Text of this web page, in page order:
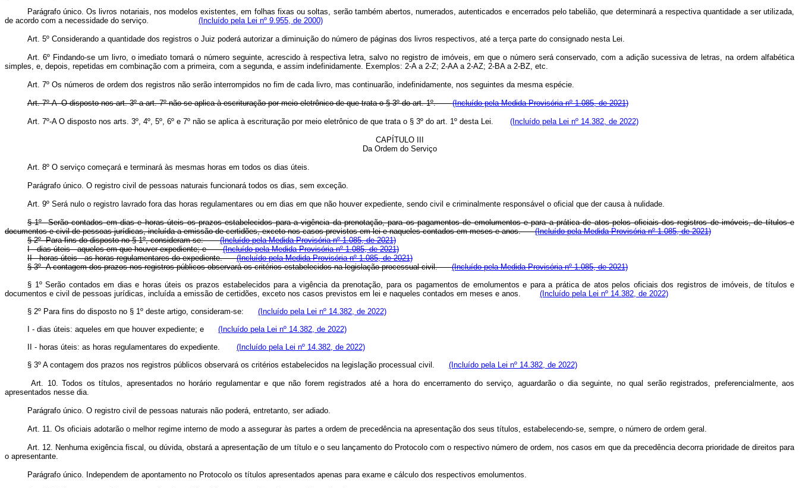
Parágrafo único. Os livros notariais, nos modelos existentes, em folhas fixas ou soltas, serão também abertos, numerados, autenticados e encerrados pelo tabelião, que determinará a respectiva quantidade a ser utilizada,
de acordo com a necessidade do serviço. (Incluído pela Lei nº 9.955, de 2000)
Art. 5º Considerando a quantidade dos registros o Juiz poderá autorizar a diminuição do número de páginas dos livros respectivos, até a terça parte do consignado nesta Lei.
Art. 6º Findando-se um livro, o imediato tomará o número seguinte, acrescido à respectiva letra, salvo no registro de imóveis, em que o número será conservado, com a adição sucessiva de letras, na ordem alfabética
simples, e, depois, repetidas em combinação com a primeira, com a segunda, e assim indefinidamente. Exemplos: 2-A a 2-Z; 2-AA a 2-AZ; 2-BA a 2-BZ, etc.
Art. 7º Os números de ordem dos registros não serão interrompidos no fim de cada livro, mas continuarão, indefinidamente, nos seguintes da mesma espécie.
Art. 7º-A O disposto nos art. 3º a art. 7º não se aplica à escrituração por meio eletrônico de que trata o § 3º do art. 1º.(Incluído pela Medida Provisória nº 1.085, de 2021)
Art. 7º-A O disposto nos arts. 3º, 4º, 5º, 6º e 7º não se aplica à escrituração por meio eletrônico de que trata o § 3º do art. 1º desta Lei. (Incluído pela Lei nº 14.382, de 2022)
CAPÍTULO III
Da Ordem do Serviço
Art. 8º O serviço começará e terminará às mesmas horas em todos os dias úteis.
Parágrafo único. O registro civil de pessoas naturais funcionará todos os dias, sem exceção.
Art. 9º Será nulo o registro lavrado fora das horas regulamentares ou em dias em que não houver expediente, sendo civil e criminalmente responsável o oficial que der causa à nulidade.
§ 1º Serão contados em dias e horas úteis os prazos estabelecidos para a vigência da prenotação, para os pagamentos de emolumentos e para a prática de atos pelos oficiais dos registros de imóveis, de títulos e
documentos e civil de pessoas jurídicas, incluída a emissão de certidões, exceto nos casos previstos em lei e naqueles contados em meses e anos.(Incluído pela Medida Provisória nº 1.085, de 2021)
§ 2º Para fins do disposto no § 1º, consideram-se:(Incluído pela Medida Provisória nº 1.085, de 2021)
I - dias úteis - aqueles em que houver expediente; e(Incluído pela Medida Provisória nº 1.085, de 2021)
II - horas úteis - as horas regulamentares do expediente.(Incluído pela Medida Provisória nº 1.085, de 2021)
§ 3º A contagem dos prazos nos registros públicos observará os critérios estabelecidos na legislação processual civil.(Incluído pela Medida Provisória nº 1.085, de 2021)
§ 1º Serão contados em dias e horas úteis os prazos estabelecidos para a vigência da prenotação, para os pagamentos de emolumentos e para a prática de atos pelos oficiais dos registros de imóveis, de títulos e
documentos e civil de pessoas jurídicas, incluída a emissão de certidões, exceto nos casos previstos em lei e naqueles contados em meses e anos. (Incluído pela Lei nº 14.382, de 2022)
§ 2º Para fins do disposto no § 1º deste artigo, consideram-se: (Incluído pela Lei nº 14.382, de 2022)
I - dias úteis: aqueles em que houver expediente; e (Incluído pela Lei nº 14.382, de 2022)
II - horas úteis: as horas regulamentares do expediente. (Incluído pela Lei nº 14.382, de 2022)
§ 3º A contagem dos prazos nos registros públicos observará os critérios estabelecidos na legislação processual civil. (Incluído pela Lei nº 14.382, de 2022)
Art. 10. Todos os títulos, apresentados no horário regulamentar e que não forem registrados até a hora do encerramento do serviço, aguardarão o dia seguinte, no qual serão registrados, preferencialmente, aos
apresentados nesse dia.
Parágrafo único. O registro civil de pessoas naturais não poderá, entretanto, ser adiado.
Art. 11. Os oficiais adotarão o melhor regime interno de modo a assegurar às partes a ordem de precedência na apresentação dos seus títulos, estabelecendo-se, sempre, o número de ordem geral.
Art. 12. Nenhuma exigência fiscal, ou dúvida, obstará a apresentação de um título e o seu lançamento do Protocolo com o respectivo número de ordem, nos casos em que da precedência decorra prioridade de direitos para
o apresentante.
Parágrafo único. Independem de apontamento no Protocolo os títulos apresentados apenas para exame e cálculo dos respectivos emolumentos.